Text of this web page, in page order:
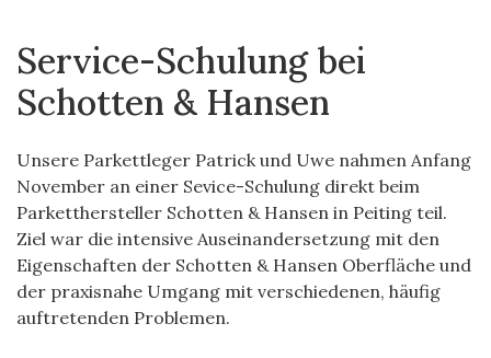
Service-Schulung bei
Schotten & Hansen
Unsere Parkettleger Patrick und Uwe nahmen Anfang
November an einer Sevice-Schulung direkt beim
Parketthersteller Schotten & Hansen in Peiting teil.
Ziel war die intensive Auseinandersetzung mit den
Eigenschaften der Schotten & Hansen Oberfläche und
der praxisnahe Umgang mit verschiedenen, häufig
auftretenden Problemen.